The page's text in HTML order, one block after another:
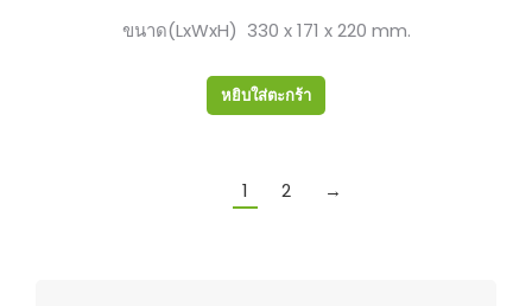
ขนาด(LxWxH) 330 x 171 x 220 mm.
หยิบใส่ตะกร้า
1 2 →